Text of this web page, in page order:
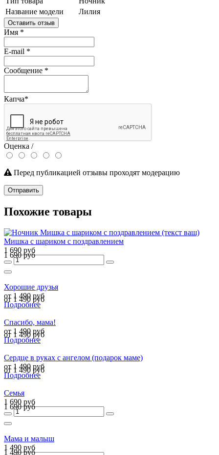
Название модели
Лилия
Оставить отзыв
Имя *
E-mail *
Сообщение *
Капча*
Оценка /
Перед публикацией отзывы проходят модерацию
Отправить
Похожие товары
Мишка с шариком с поздравлением
1 690 руб
1 690 руб
Хорошие друзья
от 1 490 руб
от 1 490 руб
Подробнее
Спасибо, мама!
от 1 490 руб
от 1 490 руб
Подробнее
Сердце в руках с ангелом (подарок маме)
от 1 490 руб
от 1 490 руб
Подробнее
Семья
1 690 руб
1 690 руб
Мама и малыш
1 490 руб
1 490 руб